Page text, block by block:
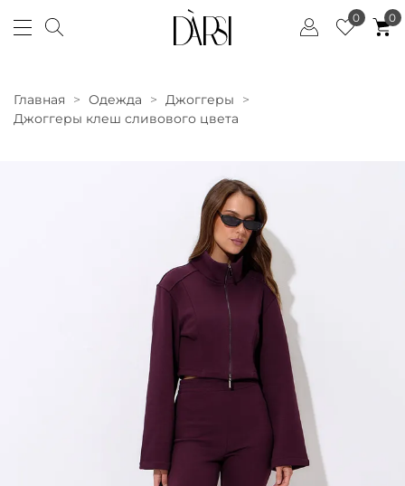
0 0
Главная Одежда
Джоггеры
Джоггеры клеш сливового цвета